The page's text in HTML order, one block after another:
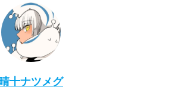
晴十ナツメグ